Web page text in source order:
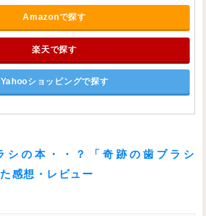
Amazonで探す
楽天で探す
Yahooショッピングで探す
シの本・・？「奇跡の歯ブラシ
感想・レビュー